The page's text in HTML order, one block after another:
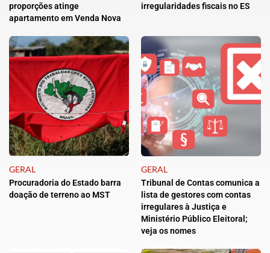
proporções atinge
apartamento em Venda Nova
irregularidades fiscais no ES
GERAL
Procuradoria do Estado barra
doação de terreno ao MST
GERAL
Tribunal de Contas comunica a
lista de gestores com contas
irregulares à Justiça e
Ministério Público Eleitoral;
veja os nomes